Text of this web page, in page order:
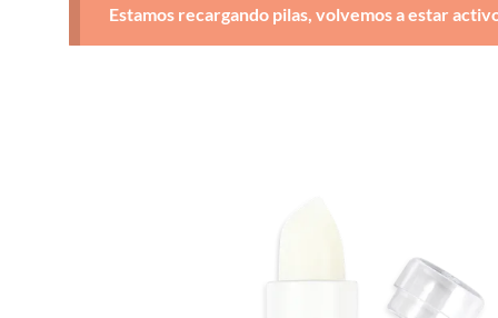
Estamos recargando pilas, volvemos a estar